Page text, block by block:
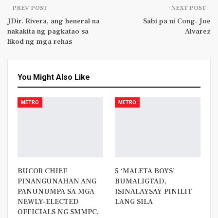
PREV POST
JDir. Rivera, ang heneral na
nakakita ng pagkatao sa
likod ng mga rehas
NEXT POST
Sabi pa ni Cong. Joe
Alvarez
You Might Also Like
METRO
BUCOR CHIEF
PINANGUNAHAN ANG
PANUNUMPA SA MGA
NEWLY-ELECTED
OFFICIALS NG SMMPC,
METRO
5 ‘MALETA BOYS’
BUMALIGTAD,
ISINALAYSAY PINILIT
LANG SILA